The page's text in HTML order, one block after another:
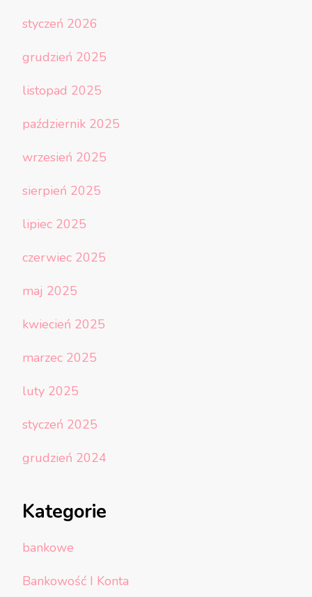
styczeń 2026
grudzień 2025
listopad 2025
październik 2025
wrzesień 2025
sierpień 2025
lipiec 2025
czerwiec 2025
maj 2025
kwiecień 2025
marzec 2025
luty 2025
styczeń 2025
grudzień 2024
Kategorie
bankowe
Bankowość I Konta